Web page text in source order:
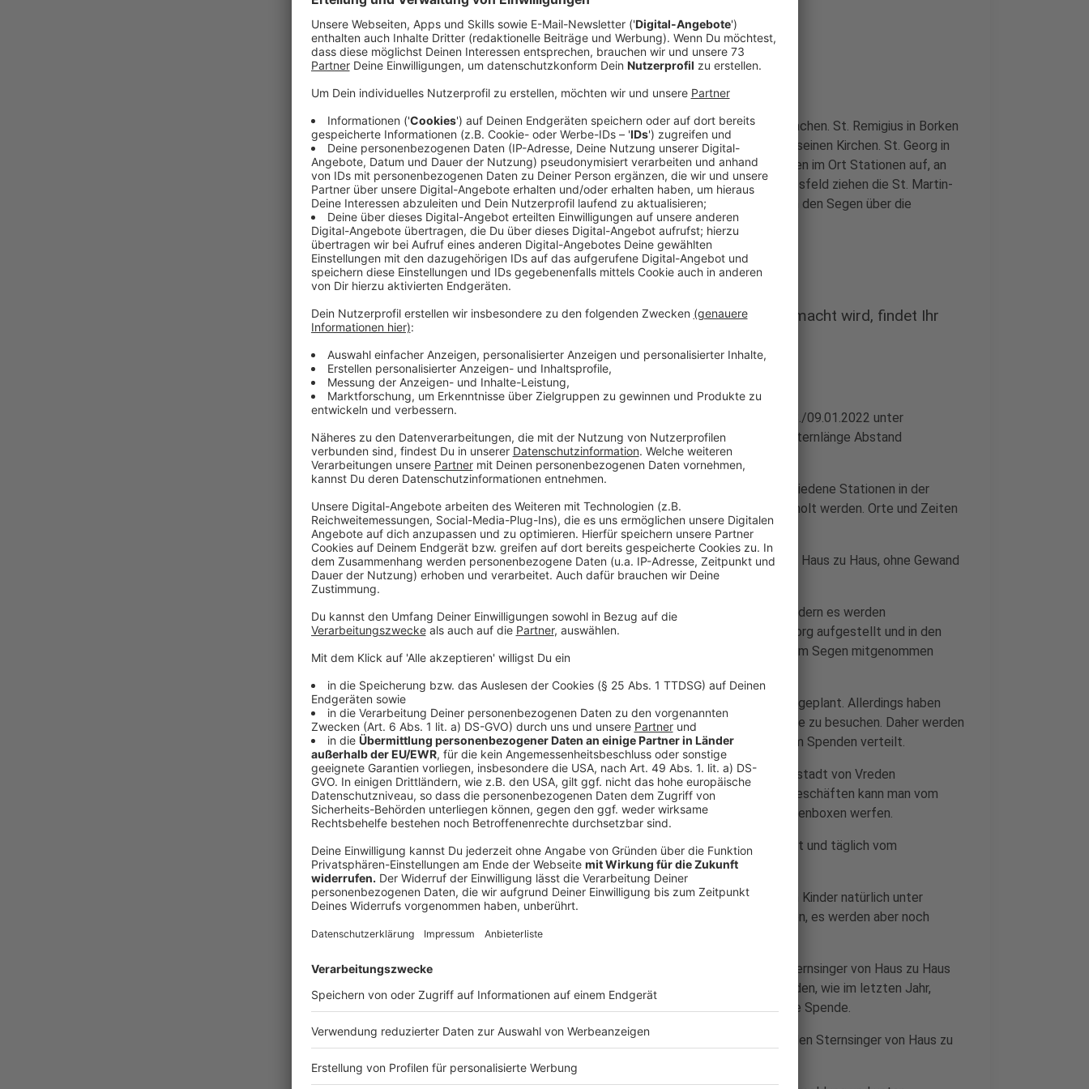
Von Tür zu Tür
Anzeige
Grundsätzlich entscheiden die Pfarrgemeinden selbst, was sie machen. St. Remigius in Borken
zum Beispiel verteilt noch bis Sonntag (09.01.) Segenstütchen in seinen Kirchen. St. Georg in
Heiden baut von Donnerstag bis Samstag an verschiedenen Stellen im Ort Stationen auf, an
denen Aufkleber und Segensschilder abgeholt werden. Und in Raesfeld ziehen die St. Martin-
Sternsinger ohne Gewand und still von Haus zu Haus und verteilen den Segen über die
Briefkästen.
Anzeige
Eine kleine Auswahl, was in welcher Pfarrgemeinde gemacht wird, findet Ihr
Anzeige
St. Ludgerus Weseke, Burlo, Borkenwirthe: Sternsinger sind am 08./09.01.2022 unter
Beachtung der Corona-Schutzverordnung mit Masken und einer Sternlänge Abstand
unterwegs.
St. Georg Heiden: Sternsinger bauen vom 06. – 08.01.2022 verschiedene Stationen in der
Gemeinde auf und da können Segensschilder und Aufkleber abgeholt werden. Orte und Zeiten
werden auf der Internetseite bekanntgegeben.
St. Martin Raesfeld: Sternsinger gehen als „stille Sternsinger“ von Haus zu Haus, ohne Gewand
und verteilen den Segensgruß in die Briefkästen.
Heilig Kreuz Heek: Sternsinger ziehen nicht von Haus zu Haus, sondern es werden
Sammeldosen in den Einzelhandelsgeschäften in Heek und Nienborg aufgestellt und in den
Kirchen am 06.01. und 08./09.01.22. Dort können Aufkleber mit dem Segen mitgenommen
St. Otger Stadtlohn: Die Sternsingeraktion ist für den 08.01.2022 geplant. Allerdings haben
sich noch nicht genügend Sternsinger gemeldet, um alle Haushalte zu besuchen. Daher werden
Sternsingerbriefe mit Aufkleber und Karten mit Informationen zum Spenden verteilt.
St. Georg Vreden: 30 kleine Segens-Haltestellen sind in der Innenstadt von Vreden
eingerichtet. In zahlreichen Bäckereien, Apotheken, Banken und Geschäften kann man vom
03.-08.01.22 die Segenszettel erhalten und Spenden in die Spendenboxen werfen.
Außerdem ist am Pfarrheim eine Sternsinger-Zentrale eingerichtet und täglich vom
03.-08.01.22 geöffnet und man erhält dort die Segenszettel.
St. Vitus und St. Jakobus Südlohn/Oeding: Am 06.01.2022 werden Kinder natürlich unter
Einhaltung der Corona-Schutzmaßnahmen von Haus zu Haus ziehen, es werden aber noch
dringend Sternsinger gesucht.
St. Mariä Himmelfahrt Ahaus: Am Samstag 08.01.2022 werden Sternsinger von Haus zu Haus
gehen. Es sind allerdings wesentlich weniger als sonst, daher werden, wie im letzten Jahr,
Briefe verteilt mit Segensaufklebern und einem Umschlag für eine Spende.
St. Pankratius/ St. Marien Gescher: Am Samstag 08.01.2022 werden Sternsinger von Haus zu
Haus gehen. Die Corona-Schutzmaßnahmen werden beachtet.